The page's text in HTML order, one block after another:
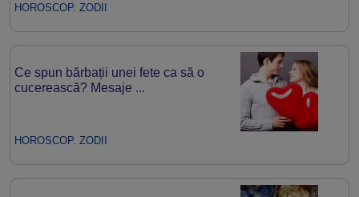
HOROSCOP. ZODII
Ce spun bărbații unei fete ca să o
cucerească? Mesaje ...
HOROSCOP. ZODII